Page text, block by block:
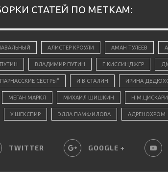
СТАТЕЙ ПО МЕТКАМ:
АЛИСТЕР КРОУЛИ АМАН ТУЛЕЕВ
ВЛАДИМИР ПУТИН Г.КИССИНДЖЕР
СЁСТРЫ" И.В.СТАЛИН ИРИНА
МЕГАН МАРКЛ МИХАИЛ ШИШКИН
У.ШЕКСПИР ЭЛЛА ПАМФИЛОВА АДРЕНОХРОМ
TWITTER GOOGLE +